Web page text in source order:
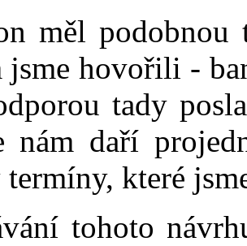
měl
jsme hovořili -
tady
nám daří
které
tohoto